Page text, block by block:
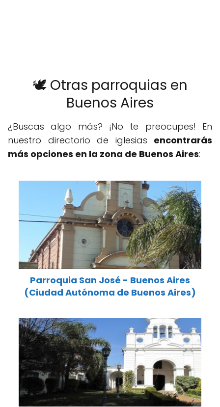
🕊️ Otras parroquias en
Buenos Aires
¿Buscas algo más? ¡No te preocupes! En
nuestro directorio de iglesias encontrarás
más opciones en la zona de Buenos Aires:
Parroquia San José - Buenos Aires
(Ciudad Autónoma de Buenos Aires)